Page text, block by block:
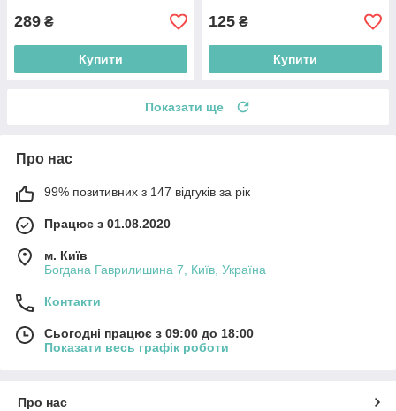
289 ₴
Купити
125 ₴
Купити
Показати ще
Про нас
99% позитивних з 147 відгуків за рік
Працює з 01.08.2020
м. Київ
Богдана Гаврилишина 7, Київ, Україна
Контакти
Сьогодні працює з 09:00 до 18:00
Показати весь графік роботи
Про нас